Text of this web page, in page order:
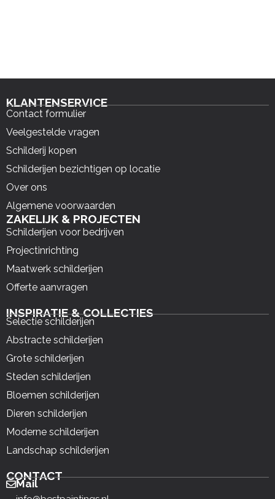
KLANTENSERVICE
Contact formulier
Veelgestelde vragen
Schilderij kopen
Schilderijen bezichtigen op locatie
Over ons
Algemene voorwaarden
ZAKELIJK & PROJECTEN
Schilderijen voor bedrijven
Projectinrichting
Maatwerk schilderijen
Offerte aanvragen
INSPIRATIE & COLLECTIES
Selectie schilderijen
Abstracte schilderijen
Grote schilderijen
Steden schilderijen
Bloemen schilderijen
Dieren schilderijen
Moderne schilderijen
Landschap schilderijen
CONTACT
Mail